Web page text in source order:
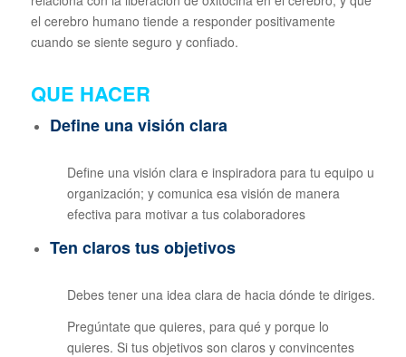
el cerebro humano tiende a responder positivamente
cuando se siente seguro y confiado.
QUE HACER
Define una visión clara
Define una visión clara e inspiradora para tu equipo u
organización; y comunica esa visión de manera
efectiva para motivar a tus colaboradores
Ten claros tus objetivos
Debes tener una idea clara de hacia dónde te diriges.
Pregúntate que quieres, para qué y porque lo
quieres. Si tus objetivos son claros y convincentes